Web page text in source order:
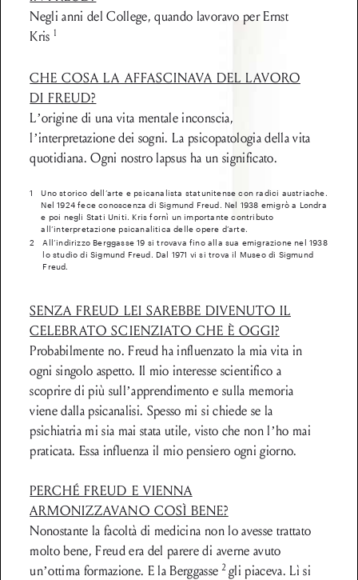
Negli anni del College, quando lavoravo per Ernst
Kris 1
CHE COSA LA AFFASCINAVA DEL LAVORO
DI FREUD?
L’origine di una vita mentale inconscia,
l’interpretazione dei sogni. La psicopatologia della vita
quotidiana. Ogni nostro lapsus ha un significato.
1
Uno storico dell’arte e psicanalista statunitense con radici austriache.
Nel 1924 fece conoscenza di Sigmund Freud. Nel 1938 emigrò a Londra
e poi negli Stati Uniti. Kris fornì un importante contributo
all’interpretazione psicanalitica delle opere d’arte.
2
All’indirizzo Berggasse 19 si trovava fino alla sua emigrazione nel 1938
lo studio di Sigmund Freud. Dal 1971 vi si trova il Museo di Sigmund
Freud.
SENZA FREUD LEI SAREBBE DIVENUTO IL
CELEBRATO SCIENZIATO CHE È OGGI?
Probabilmente no. Freud ha influenzato la mia vita in
ogni singolo aspetto. Il mio interesse scientifico a
scoprire di più sull’apprendimento e sulla memoria
viene dalla psicanalisi. Spesso mi si chiede se la
psichiatria mi sia mai stata utile, visto che non l’ho mai
praticata. Essa influenza il mio pensiero ogni giorno.
PERCHÉ FREUD E VIENNA
ARMONIZZAVANO COSÌ BENE?
Nonostante la facoltà di medicina non lo avesse trattato
molto bene, Freud era del parere di averne avuto
un’ottima formazione. E la Berggasse 2 gli piaceva. Lì si